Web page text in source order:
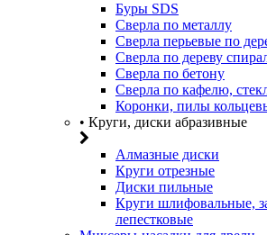
Буры SDS
Сверла по металлу
Сверла перьевые по
Сверла по дереву
Сверла по бетону
Сверла по кафелю,
Коронки, пилы
• Круги, диски абразивные
Алмазные диски
Круги отрезные
Диски пильные
Круги шлифовальные,
лепестковые